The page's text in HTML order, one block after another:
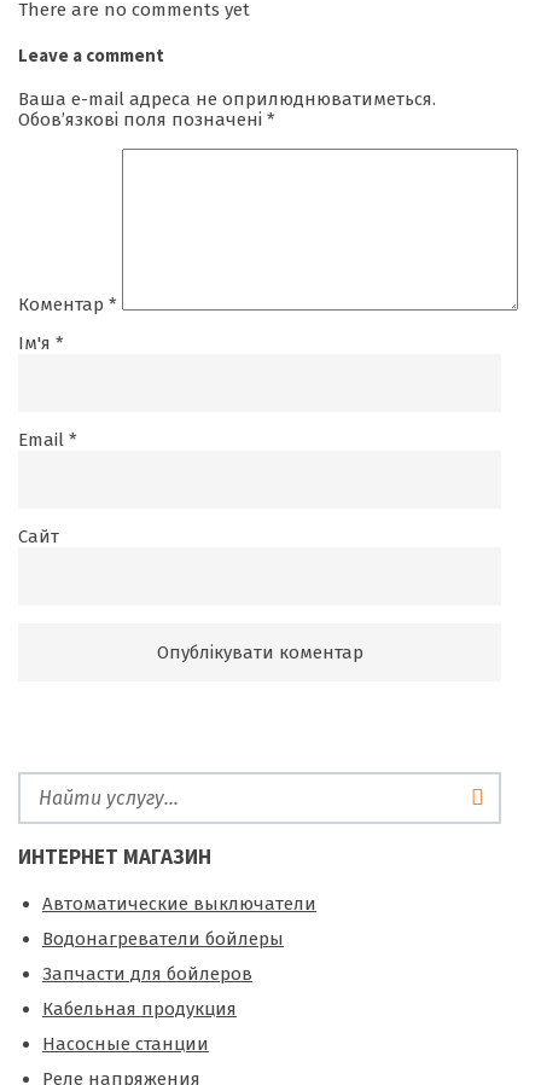
There are no comments yet
Leave a comment
Ваша e-mail адреса не оприлюднюватиметься.
Обов’язкові поля позначені *
Коментар *
Ім'я *
Email *
Сайт
ИНТЕРНЕТ МАГАЗИН
Автоматические выключатели
Водонагреватели бойлеры
Запчасти для бойлеров
Кабельная продукция
Насосные станции
Реле напряжения